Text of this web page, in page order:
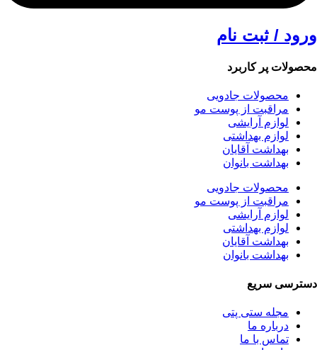
ورود / ثبت نام
محصولات پر کاربرد
محصولات جادویی
مراقبت از پوست مو
لوازم آرایشی
لوازم بهداشتی
بهداشت آقایان
بهداشت بانوان
محصولات جادویی
مراقبت از پوست مو
لوازم آرایشی
لوازم بهداشتی
بهداشت آقایان
بهداشت بانوان
دسترسی سریع
مجله ستی پتی
درباره ما
تماس با ما